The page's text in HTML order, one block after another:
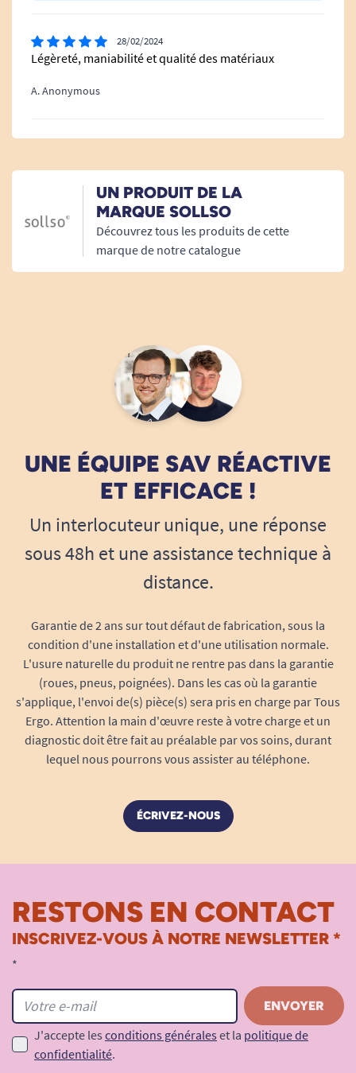
28/02/2024
Légèreté, maniabilité et qualité des matériaux
A. Anonymous
UN PRODUIT DE LA
MARQUE SOLLSO
Découvrez tous les produits de cette
marque de notre catalogue
UNE ÉQUIPE SAV RÉACTIVE
ET EFFICACE !
Un interlocuteur unique, une réponse
sous 48h et une assistance technique à
distance.
Garantie de 2 ans sur tout défaut de fabrication, sous la
condition d'une installation et d'une utilisation normale.
L'usure naturelle du produit ne rentre pas dans la garantie
(roues, pneus, poignées). Dans les cas où la garantie
s'applique, l'envoi de(s) pièce(s) sera pris en charge par Tous
Ergo. Attention la main d'œuvre reste à votre charge et un
diagnostic doit être fait au préalable par vos soins, durant
lequel nous pourrons vous assister au téléphone.
ÉCRIVEZ-NOUS
RESTONS EN CONTACT
INSCRIVEZ-VOUS À NOTRE NEWSLETTER *
*
J'accepte les conditions générales et la politique de
confidentialité.